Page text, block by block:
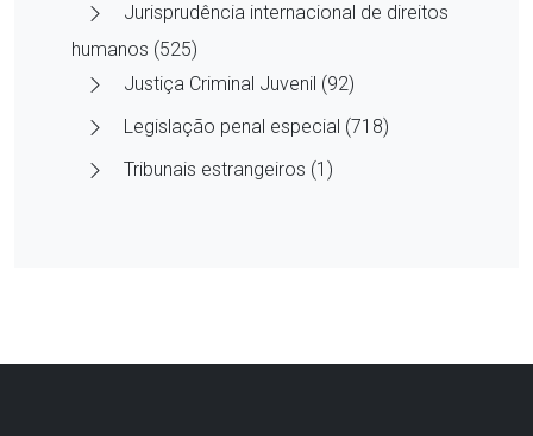
Jurisprudência internacional de direitos
humanos (525)
Justiça Criminal Juvenil (92)
Legislação penal especial (718)
Tribunais estrangeiros (1)